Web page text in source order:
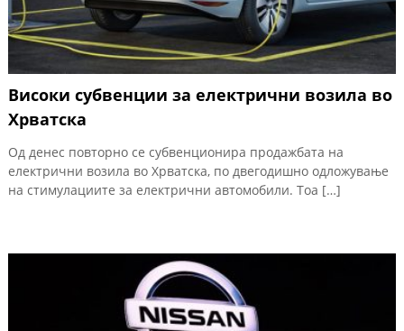
Високи субвенции за електрични возила во
Хрватска
Од денес повторно се субвенционира продажбата на
електрични возила во Хрватска, по двегодишно одложување
на стимулациите за електрични автомобили. Тоа […]